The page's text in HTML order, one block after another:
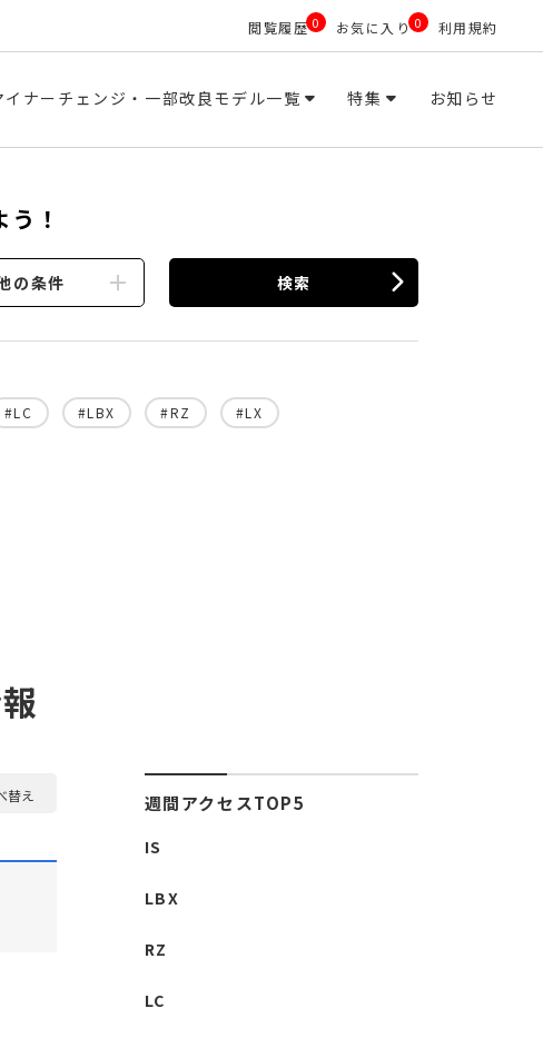
閲覧履歴 0 お気に入り 0 利用規約
イナーチェンジ・一部改良モデル一覧 特集 お知らせ
！
の条件 検索
#LC #LBX #RZ #LX
替え 週間アクセスTOP5
IS
LBX
RZ
LC